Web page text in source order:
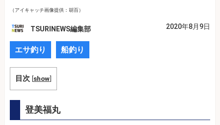
（アイキャッチ画像提供：胡百）
TSURINEWS編集部 2020年8月9日
エサ釣り 船釣り
目次 [show]
登美福丸